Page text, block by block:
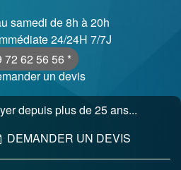
samedi de 8h à 20h
24/24H 7/7J
72 62 56 56 *
un devis
depuis plus de 25 ans...
DEMANDER UN DEVIS